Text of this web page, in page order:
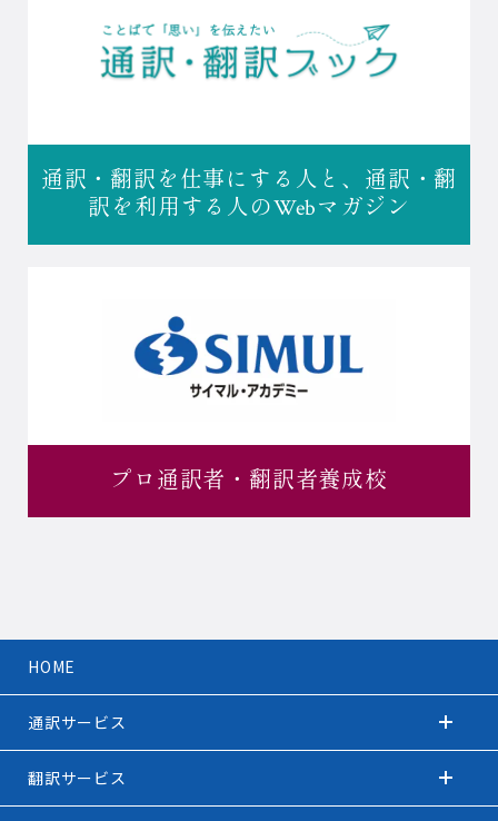
通訳・翻訳を仕事にする人と、 通訳・翻
訳を利用する人のWebマガジン
プロ通訳者・ 翻訳者養成校
HOME
通訳サービス
翻訳サービス